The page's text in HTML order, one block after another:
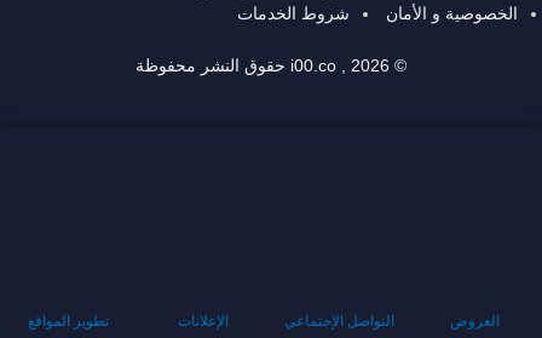
الخصوصية و الأمان
شروط الخدمات
© 2026 , i00.co حقوق النشر محفوظة
العروض التواصل الإجتماعي الإعلانات تطوير المواقع